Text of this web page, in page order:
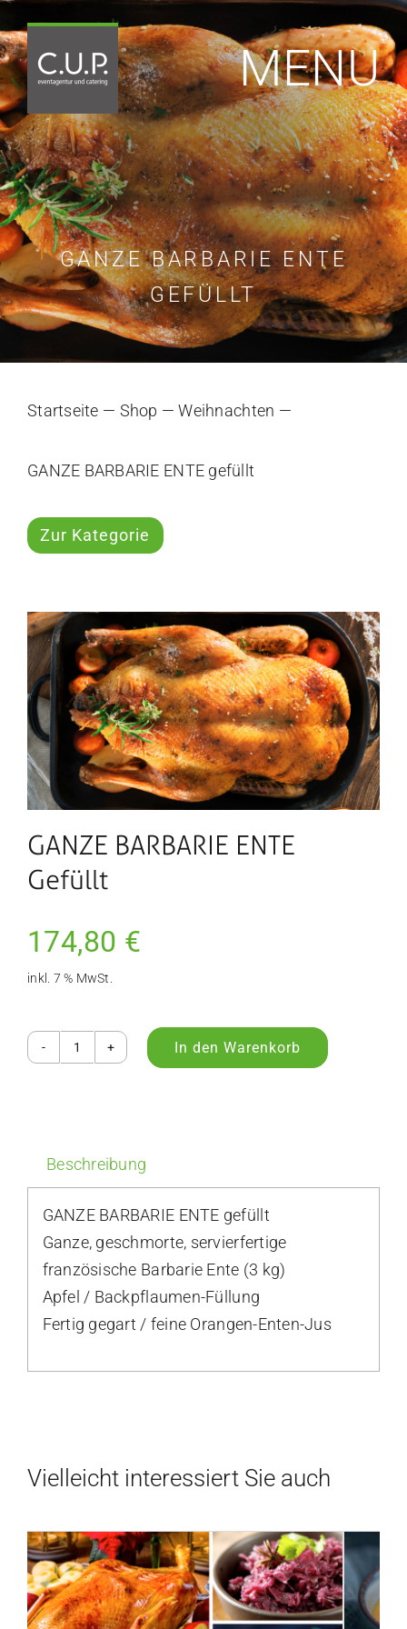
Inhalt
springen
MENU
GANZE BARBARIE ENTE
GEFÜLLT
Startseite — Shop —Weihnachten —
GANZE BARBARIE ENTE gefüllt
Zur Kategorie
GANZE BARBARIE ENTE
Gefüllt
174,80 €
inkl. 7 % MwSt.
GANZE
Menge
In den Warenkorb
Beschreibung
GANZE BARBARIE ENTE gefüllt
Ganze, geschmorte, servierfertige
französische Barbarie Ente (3 kg)
Apfel / Backpflaumen-Füllung
Fertig gegart / feine Orangen-Enten-Jus
Vielleicht interessiert Sie auch